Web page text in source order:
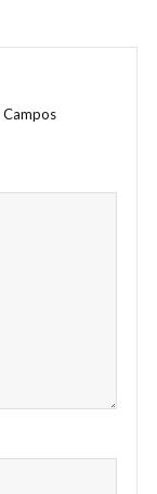
Campos